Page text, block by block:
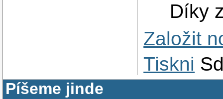
Díky
Založit
Tiskni
Píšeme jinde